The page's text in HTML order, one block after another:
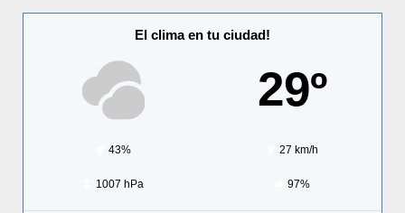
El clima en tu ciudad!
29º
43% 27 km/h
1007 hPa 97%